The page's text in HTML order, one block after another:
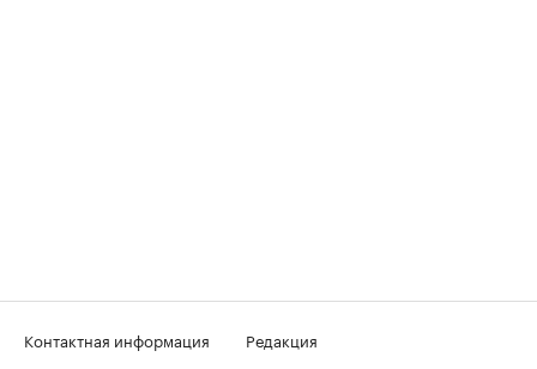
Контактная информация
Редакция